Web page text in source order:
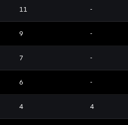
11 -
9 -
7 -
6 -
4 4